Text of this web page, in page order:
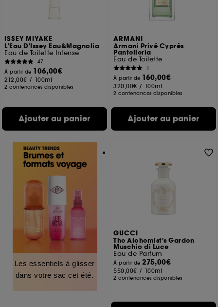
ISSEY MIYAKE
L'Eau D'Issey Eau&Magnolia
Eau de Toilette Intense
47
À partir de 106,00€
212,00€ / 100ml
2 contenances disponibles
Ajouter au panier
ARMANI
Armani Privé Cyprès
Pantelleria
Eau de Toilette
1
À partir de 160,00€
320,00€ / 100ml
2 contenances disponibles
Ajouter au panier
Les essentiels à glisser
dans votre sac cet été.
GUCCI
The Alchemist's Garden
Muschio di Luce
Eau de Parfum
À partir de275,00€
550,00€ / 100ml
2 contenances disponibles